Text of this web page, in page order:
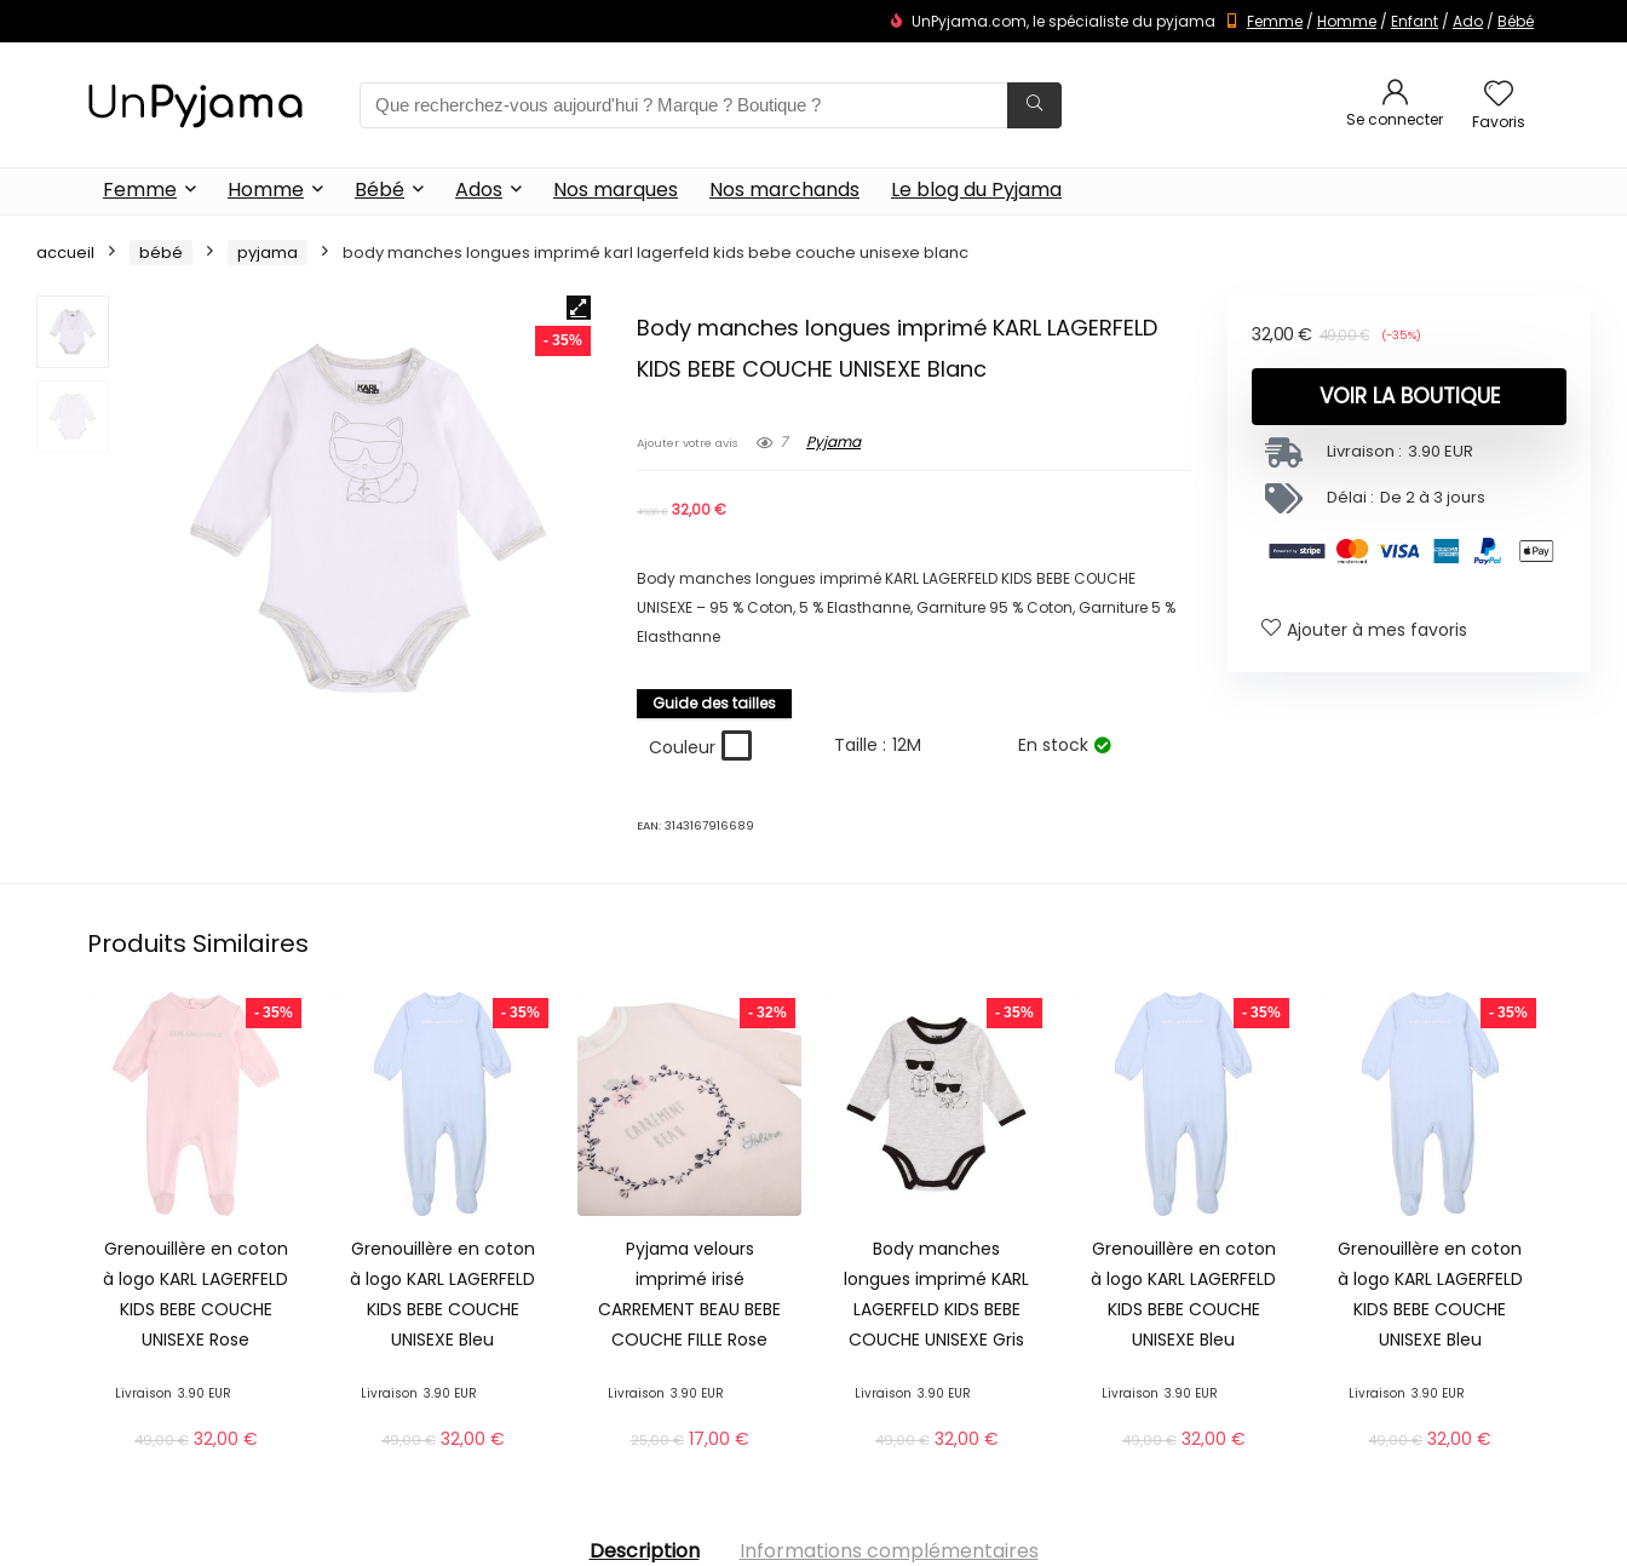
UnPyjama.com, le spécialiste du pyjama Femme / Homme / Enfant / Ado / Bébé
Se connecter Favoris
Femme Homme Bébé Ados Nos marques Nos marchands Le blog du Pyjama
accueil bébé pyjama body manches longues imprimé karl lagerfeld kids bebe couche unisexe blanc
- 35%
Body manches longues imprimé KARL LAGERFELD
KIDS BEBE COUCHE UNISEXE Blanc
Ajouter votre avis 7 Pyjama
49,00€ 32,00€
Body manches longues imprimé KARL LAGERFELD KIDS BEBE COUCHE
UNISEXE – 95 % Coton, 5 % Elasthanne, Garniture 95 % Coton, Garniture 5 %
Elasthanne
Guide des tailles
Couleur Taille : 12M En stock
EAN:3143167916689
49,00€
32,00 € (-35%)
VOIR LA BOUTIQUE
Livraison : 3.90 EUR
Délai : De 2 à 3 jours
Ajouter à mes favoris
Produits Similaires
- 35%
Grenouillère en coton
à logo KARL LAGERFELD
KIDS BEBE COUCHE
UNISEXE Rose
Livraison 3.90 EUR
49,00€ 32,00 €
- 35%
Grenouillère en coton
à logo KARL LAGERFELD
KIDS BEBE COUCHE
UNISEXE Bleu
Livraison 3.90 EUR
49,00€ 32,00 €
- 32%
Pyjama velours
imprimé irisé
CARREMENT BEAU BEBE
COUCHE FILLE Rose
Livraison 3.90 EUR
25,00€ 17,00 €
- 35%
Body manches
longues imprimé KARL
LAGERFELD KIDS BEBE
COUCHE UNISEXE Gris
Livraison 3.90 EUR
49,00€ 32,00 €
- 35%
Grenouillère en coton
à logo KARL LAGERFELD
KIDS BEBE COUCHE
UNISEXE Bleu
Livraison 3.90 EUR
49,00€ 32,00 €
- 35%
Grenouillère en coton
à logo KARL LAGERFELD
KIDS BEBE COUCHE
UNISEXE Bleu
Livraison 3.90 EUR
49,00€ 32,00€
Description Informations complémentaires